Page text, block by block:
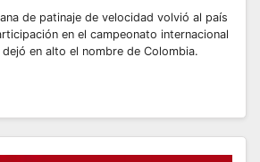
de patinaje de velocidad volvió al país
en el campeonato internacional
en alto el nombre de Colombia.